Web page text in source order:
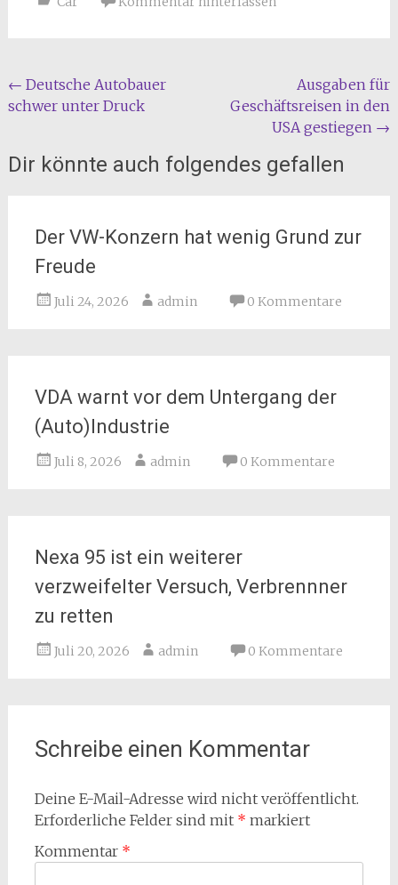
Beitragsnavigation
← Deutsche Autobauer
schwer unter Druck
Ausgaben für
Geschäftsreisen in den
USA gestiegen →
Dir könnte auch folgendes gefallen
Der VW-Konzern hat wenig Grund zur
Freude
Juli 24, 2026 admin 0 Kommentare
VDA warnt vor dem Untergang der
(Auto)Industrie
Juli 8, 2026 admin 0 Kommentare
Nexa 95 ist ein weiterer
verzweifelter Versuch, Verbrennner
zu retten
Juli 20, 2026 admin 0 Kommentare
Schreibe einen Kommentar
Deine E-Mail-Adresse wird nicht veröffentlicht.
Erforderliche Felder sind mit * markiert
Kommentar *